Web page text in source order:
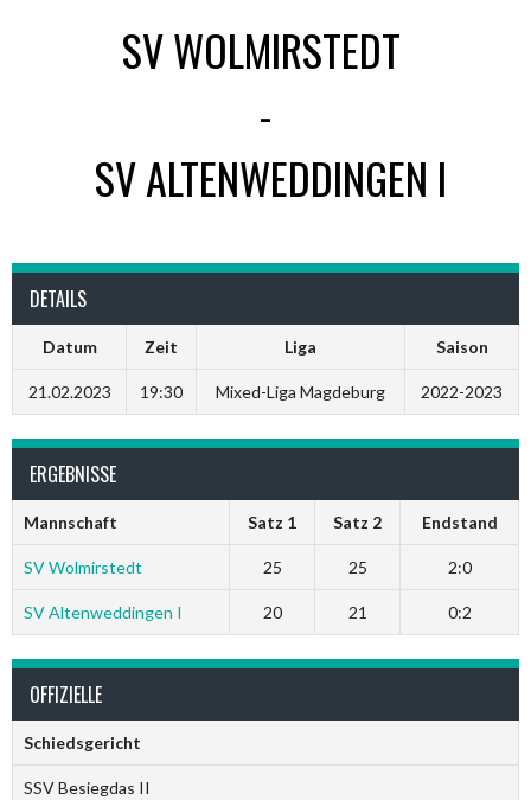
SV WOLMIRSTEDT
-
SV ALTENWEDDINGEN I
DETAILS
Datum Zeit Liga Saison
21.02.2023 19:30 Mixed-Liga Magdeburg 2022-2023
ERGEBNISSE
Mannschaft Satz 1 Satz 2 Endstand
SV Wolmirstedt 25 25 2:0
SV Altenweddingen I 20 21 0:2
OFFIZIELLE
Schiedsgericht
SSV Besiegdas II